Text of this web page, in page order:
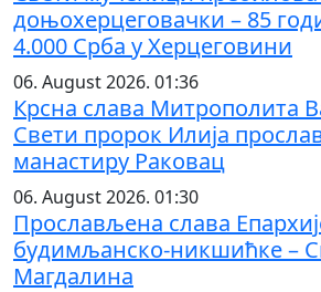
доњохерцеговачки – 85
4.000 Срба у Херцеговини
06. August 2026. 01:36
Крсна слава Митрополита
Свети пророк Илија
манастиру Раковац
06. August 2026. 01:30
Прослављена слава
будимљанско-никшићке –
Магдалина